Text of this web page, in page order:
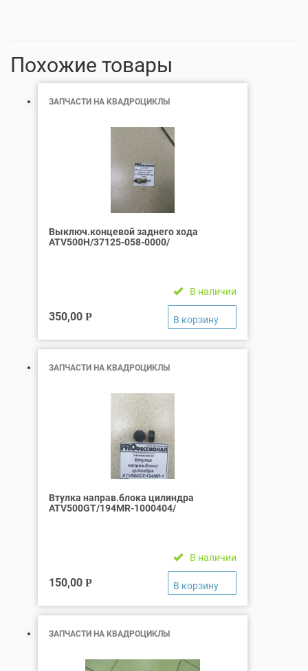
Похожие товары
ЗАПЧАСТИ НА КВАДРОЦИКЛЫ
Выключ.концевой заднего хода
ATV500H/37125-058-0000/
В наличии
350,00 Р
ЗАПЧАСТИ НА КВАДРОЦИКЛЫ
Втулка направ.блока цилиндра
ATV500GT/194MR-1000404/
В наличии
150,00 Р
ЗАПЧАСТИ НА КВАДРОЦИКЛЫ